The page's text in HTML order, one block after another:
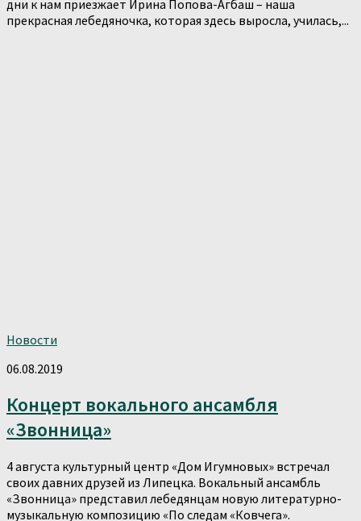
дни к нам приезжает Ирина Попова-Агбаш – наша
прекрасная лебедяночка, которая здесь выросла, училась,...
Новости
06.08.2019
Концерт вокального ансамбля
«Звонница»
4 августа культурный центр «Дом Игумновых» встречал
своих давних друзей из Липецка. Вокальный ансамбль
«Звонница» представил лебедянцам новую литературно-
музыкальную композицию «По следам «Ковчега».